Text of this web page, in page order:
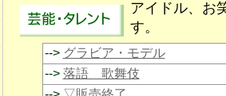
アイドル、お
す。
--> グラビア・モデル
--> 落語 歌舞伎